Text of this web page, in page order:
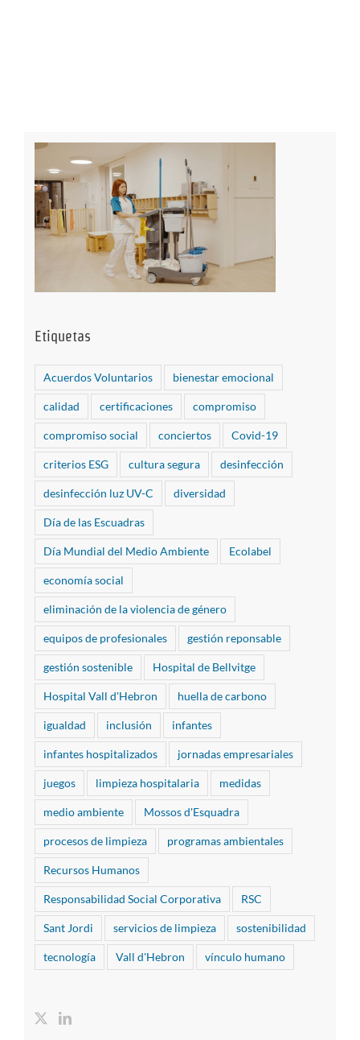
Etiquetas
Acuerdos Voluntarios bienestar emocional
calidad certificaciones compromiso
compromiso social conciertos Covid-19
criterios ESG cultura segura desinfección
desinfección luz UV-C diversidad
Día de las Escuadras
Día Mundial del Medio Ambiente Ecolabel
economía social
eliminación de la violencia de género
equipos de profesionales gestión reponsable
gestión sostenible Hospital de Bellvitge
Hospital Vall d'Hebron huella de carbono
igualdad inclusión infantes
infantes hospitalizados jornadas empresariales
juegos limpieza hospitalaria medidas
medio ambiente Mossos d'Esquadra
procesos de limpieza programas ambientales
Recursos Humanos
Responsabilidad Social Corporativa RSC
Sant Jordi servicios de limpieza sostenibilidad
tecnología Vall d'Hebron vínculo humano